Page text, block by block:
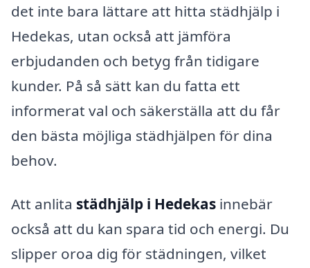
det inte bara lättare att hitta städhjälp i
Hedekas, utan också att jämföra
erbjudanden och betyg från tidigare
kunder. På så sätt kan du fatta ett
informerat val och säkerställa att du får
den bästa möjliga städhjälpen för dina
behov.
Att anlita städhjälp i Hedekas innebär
också att du kan spara tid och energi. Du
slipper oroa dig för städningen, vilket